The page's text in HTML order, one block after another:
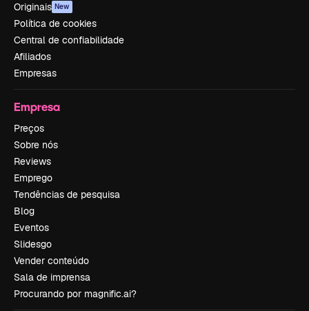
Originais New
Política de cookies
Central de confiabilidade
Afiliados
Empresas
Empresa
Preços
Sobre nós
Reviews
Emprego
Tendências de pesquisa
Blog
Eventos
Slidesgo
Vender conteúdo
Sala de imprensa
Procurando por magnific.ai?